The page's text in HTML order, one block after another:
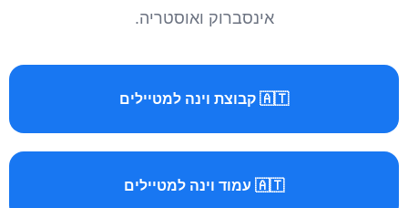
אינסברוק ואוסטריה.
🇦🇹 קבוצת וינה למטיילים
🇦🇹 עמוד וינה למטיילים